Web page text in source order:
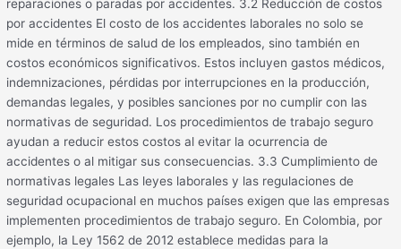
reparaciones o paradas por accidentes. 3.2 Reducción de costos
por accidentes El costo de los accidentes laborales no solo se
mide en términos de salud de los empleados, sino también en
costos económicos significativos. Estos incluyen gastos médicos,
indemnizaciones, pérdidas por interrupciones en la producción,
demandas legales, y posibles sanciones por no cumplir con las
normativas de seguridad. Los procedimientos de trabajo seguro
ayudan a reducir estos costos al evitar la ocurrencia de
accidentes o al mitigar sus consecuencias. 3.3 Cumplimiento de
normativas legales Las leyes laborales y las regulaciones de
seguridad ocupacional en muchos países exigen que las empresas
implementen procedimientos de trabajo seguro. En Colombia, por
ejemplo, la Ley 1562 de 2012 establece medidas para la